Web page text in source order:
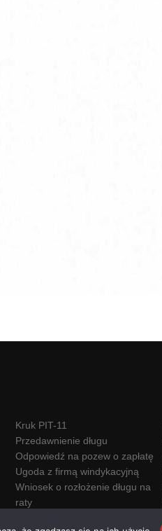
Kruk PIT-11
Przedawnienie długu
Odpowiedź na pozew o zapłatę
Ugoda z firmą windykacyjną
Wniosek o rozłożenie długu na
raty